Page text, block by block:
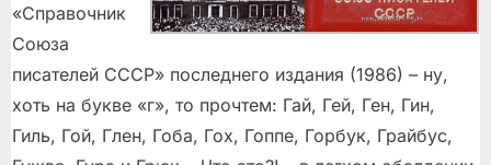
«Справочник
Союза
писателей СССР» последнего издания (1986) – ну,
хоть на букве «г», то прочтем: Гай, Гей, Ген, Гин,
Гиль, Гой, Глен, Гоба, Гох, Гоппе, Горбук, Грайбус,